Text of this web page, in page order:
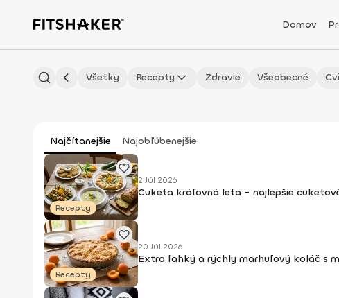
Domov
Všetky Recepty Zdravie Všeobecné
Najčítanejšie Najobľúbenejšie
Recepty
2 Júl 2026
Cuketa kráľovná leta - najlepšie
Recepty
20 Júl 2026
Extra ľahký a rýchly marhuľový koláč s